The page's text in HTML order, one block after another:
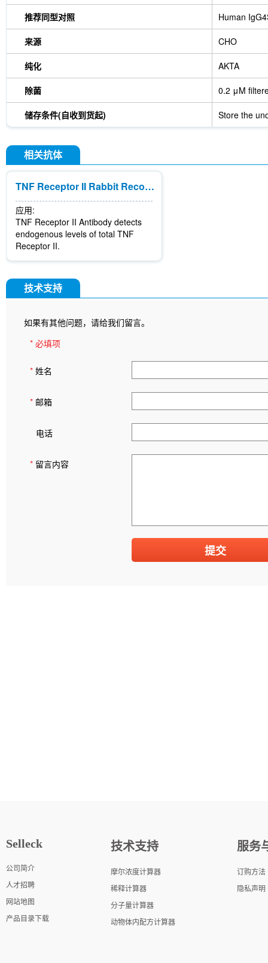
推荐同型对照 Human
来源 CHO
纯化 AKTA
除菌 0.2 μM
储存条件(自收到货起) Store the
相关抗体
TNF Receptor II Rabbit Recombinant mAb
应用:
TNF Receptor II Antibody detects
endogenous levels of total TNF
Receptor II.
技术支持
如果有其他问题，请给我们留言。
* 必填项
* 姓名
* 邮箱
电话
* 留言内容
Selleck
公司简介
人才招聘
网站地图
产品目录下载
技术支持
摩尔浓度计算器
稀释计算器
分子量计算器
动物体内配方计算器
服务
订购方法
隐私声明